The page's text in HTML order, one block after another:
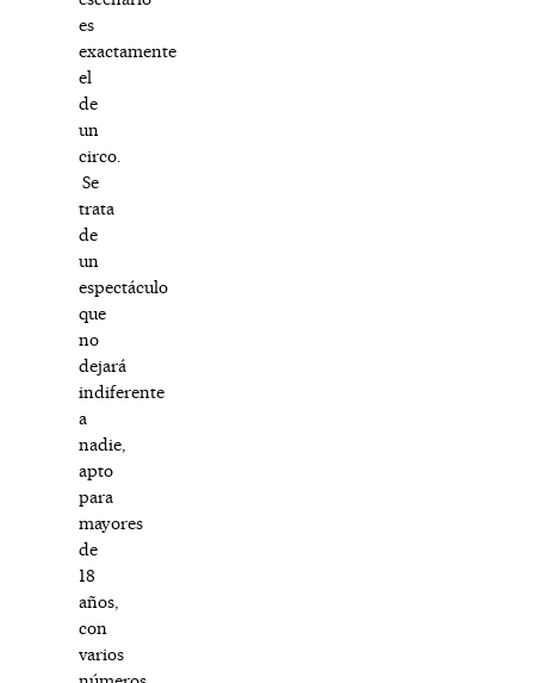
es
exactamente
el
de
un
circo.
Se
trata
de
un
espectáculo
que
no
dejará
indiferente
a
nadie,
apto
para
mayores
de
18
años,
con
varios